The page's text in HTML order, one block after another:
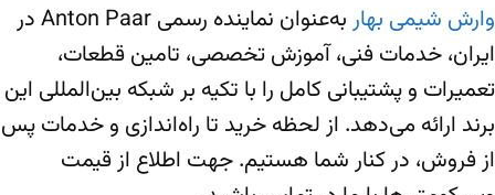
وارش شیمی بهار
به‌عنوان نماینده رسمی Anton Paar در
ایران، خدمات فنی، آموزش تخصصی، تامین قطعات،
تعمیرات و پشتیبانی کامل را با تکیه بر شبکه بین‌المللی این
برند ارائه می‌دهد. از لحظه خرید تا راه‌اندازی و خدمات پس
از فروش، در کنار شما هستیم. جهت اطلاع از قیمت